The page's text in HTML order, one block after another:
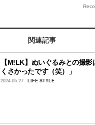
関連記事
【M!LK】ぬいぐるみとの撮
くさかったです（笑）」
2024.05.27 LIFE STYLE